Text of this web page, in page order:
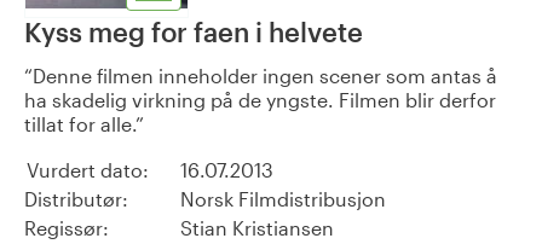
Kyss meg for faen i helvete
Denne filmen inneholder ingen scener som antas å
ha skadelig virkning på de yngste. Filmen blir derfor
tillat for alle.
Vurdert dato:
16.07.2013
Distributør:
Norsk Filmdistribusjon
Regissør:
Stian Kristiansen